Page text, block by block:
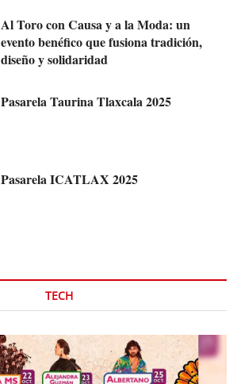
Al Toro con Causa y a la Moda: un
evento benéfico que fusiona tradición,
diseño y solidaridad
Pasarela Taurina Tlaxcala 2025
Pasarela ICATLAX 2025
TECH